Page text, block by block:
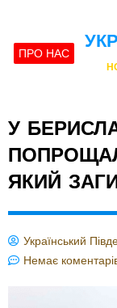
ПРО НАС
У
ЯКИЙ
Український
Немає